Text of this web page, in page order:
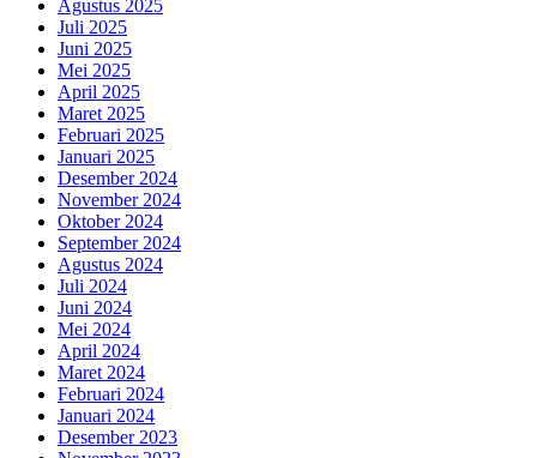
Agustus 2025
Juli 2025
Juni 2025
Mei 2025
April 2025
Maret 2025
Februari 2025
Januari 2025
Desember 2024
November 2024
Oktober 2024
September 2024
Agustus 2024
Juli 2024
Juni 2024
Mei 2024
April 2024
Maret 2024
Februari 2024
Januari 2024
Desember 2023